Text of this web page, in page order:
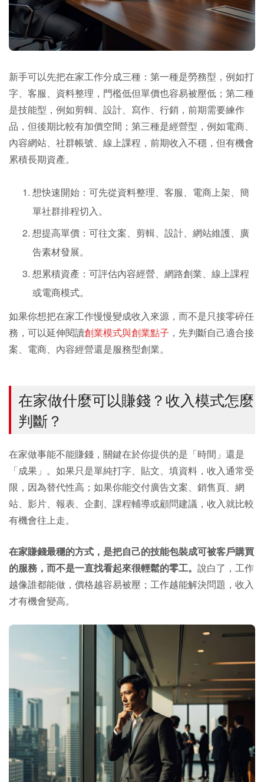
新手可以先把在家工作分成三種：第一種是勞務型，例如打
字、客服、資料整理，門檻低但單價也容易被壓低；第二種
是技能型，例如剪輯、設計、寫作、行銷，前期需要練作
品，但後期比較有加價空間；第三種是經營型，例如電商、
內容網站、社群帳號、線上課程，前期收入不穩，但有機會
累積長期資產。
想快速開始：可先從資料整理、客服、電商上架、簡
單社群排程切入。
想提高單價：可往文案、剪輯、設計、網站維護、廣
告素材發展。
想累積資產：可評估內容經營、網路創業、線上課程
或電商模式。
如果你想把在家工作慢慢變成收入來源，而不是只接零碎任
務，可以延伸閱讀創業模式與創業點子 ，先判斷自己適合接
案、電商、內容經營還是服務型創業。
在家做什麼可以賺錢？收入模式怎麼
判斷？
在家做事能不能賺錢，關鍵在於你提供的是「時間」還是
「成果」。如果只是單純打字、貼文、填資料，收入通常受
限，因為替代性高；如果你能交付廣告文案、銷售頁、網
站、影片、報表、企劃、課程輔導或顧問建議，收入就比較
有機會往上走。
在家賺錢最穩的方式，是把自己的技能包裝成可被客戶購買
的服務，而不是一直找看起來很輕鬆的零工。 說白了，工作
越像誰都能做，價格越容易被壓；工作越能解決問題，收入
才有機會變高。